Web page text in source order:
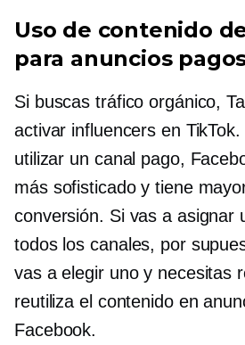
Uso de contenido
para anuncios
Si buscas tráfico orgánico,
activar influencers en
utilizar un canal pago,
más sofisticado y tiene
conversión. Si vas a asignar
todos los canales, por
vas a elegir uno y necesitas
reutiliza el contenido en
Facebook.